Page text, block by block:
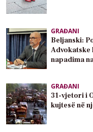
GRAĐANI
Beljanski:
Advokatske
napadima
GRAĐANI
31-vjetori i
kujtesë në